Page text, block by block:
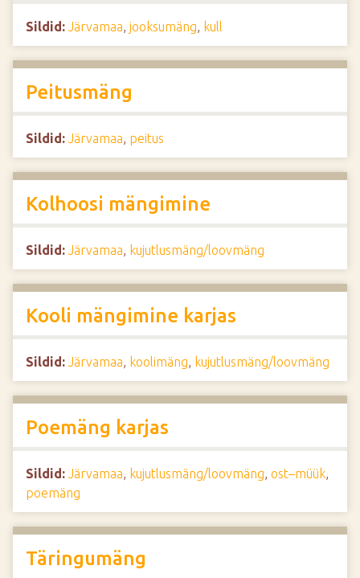
Sildid: Järvamaa, jooksumäng, kull
Peitusmäng
Sildid: Järvamaa, peitus
Kolhoosi mängimine
Sildid: Järvamaa, kujutlusmäng/loovmäng
Kooli mängimine karjas
Sildid: Järvamaa, koolimäng, kujutlusmäng/loovmäng
Poemäng karjas
Sildid: Järvamaa, kujutlusmäng/loovmäng, ost–müük,
poemäng
Täringumäng